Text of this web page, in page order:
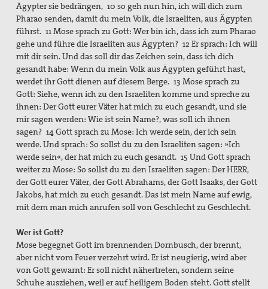
Ägypter sie bedrängen, 10 so geh nun hin, ich will dich zum
Pharao senden, damit du mein Volk, die Israeliten, aus Ägypten
führst. 11 Mose sprach zu Gott: Wer bin ich, dass ich zum Pharao
gehe und führe die Israeliten aus Ägypten? 12 Er sprach: Ich will
mit dir sein. Und das soll dir das Zeichen sein, dass ich dich
gesandt habe: Wenn du mein Volk aus Ägypten geführt hast,
werdet ihr Gott dienen auf diesem Berge. 13 Mose sprach zu
Gott: Siehe, wenn ich zu den Israeliten komme und spreche zu
ihnen: Der Gott eurer Väter hat mich zu euch gesandt, und sie
mir sagen werden: Wie ist sein Name?, was soll ich ihnen
sagen? 14 Gott sprach zu Mose: Ich werde sein, der ich sein
werde. Und sprach: So sollst du zu den Israeliten sagen: »Ich
werde sein«, der hat mich zu euch gesandt. 15 Und Gott sprach
weiter zu Mose: So sollst du zu den Israeliten sagen: Der HERR,
der Gott eurer Väter, der Gott Abrahams, der Gott Isaaks, der Gott
Jakobs, hat mich zu euch gesandt. Das ist mein Name auf ewig,
mit dem man mich anrufen soll von Geschlecht zu Geschlecht.
Wer ist Gott?
Mose begegnet Gott im brennenden Dornbusch, der brennt,
aber nicht vom Feuer verzehrt wird. Er ist neugierig, wird aber
von Gott gewarnt: Er soll nicht nähertreten, sondern seine
Schuhe ausziehen, weil er auf heiligem Boden steht. Gott stellt